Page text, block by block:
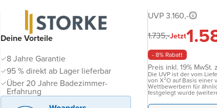
Deine Vorteile
8 Jahre Garantie
95 % direkt ab Lager lieferbar
Über 20 Jahre Badezimmer-
Erfahrung
UVP 3.160,-
1.735,-Jetzt
- 8% Rabatt
Preis inkl. 19% MwSt.
Die UVP ist der vom
von X²O auf Basis
Wettbewerbern für
festgelegt wurde